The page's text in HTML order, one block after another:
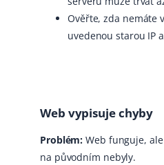
Ověřte, zda nemáte
uvedenou starou IP
Web vypisuje chyby
Problém: Web funguje,
na původním nebyly.